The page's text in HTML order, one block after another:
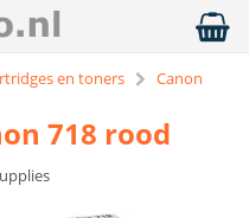
en toners
Canon
718 rood